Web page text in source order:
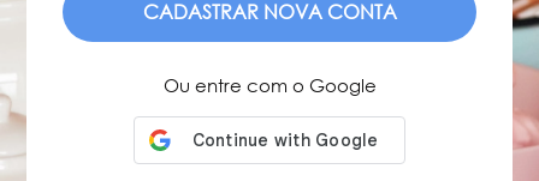
ENVIAR
Ou entre com o Google